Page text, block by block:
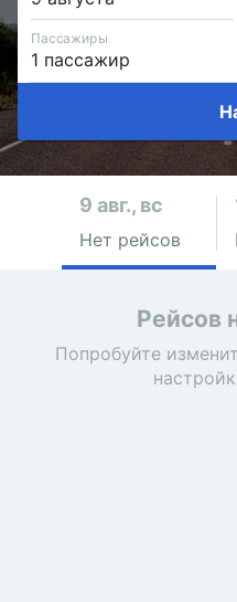
Пассажиры
9 авг., вс
Нет рейсов
Рейсов
Попробуйте